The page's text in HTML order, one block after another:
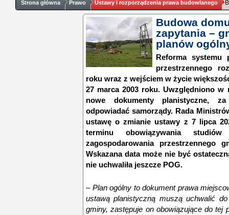
Strona główna Prawo Ustawy i rozporządzenia prawa budowlanego
Budowa
zapytania –
planów
Reforma systemu
przestrzennego
roku wraz z wejściem w życie
27 marca 2003 roku. Uwzględniono
nowe dokumenty planistyczne,
odpowiadać samorządy. Rada
ustawę o zmianie ustawy z 7 lipca
terminu obowiązywania
zagospodarowania przestrzennego
Wskazana data może nie być
nie uchwaliła jeszcze POG.
– Plan ogólny to dokument prawa
ustawą planistyczną muszą uchwalić
gminy, zastępuje on obowiązujące do tej